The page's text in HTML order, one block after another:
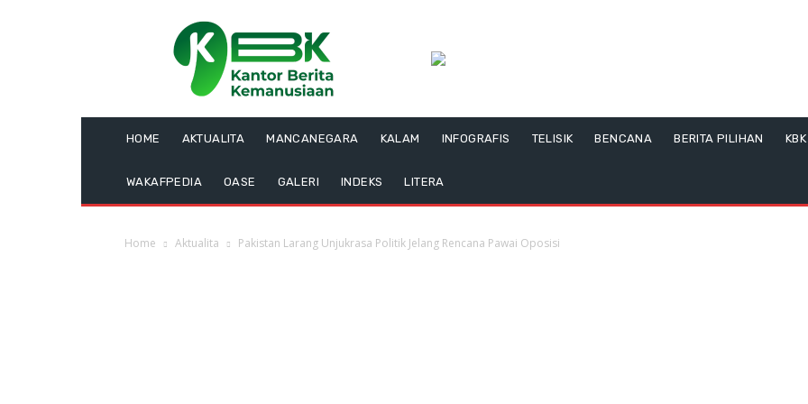
HOME AKTUALITA MANCANEGARA KALAM INFOGRAFIS TELISIK BENCANA BERITA PILIHAN
WAKAFPEDIA OASE GALERI INDEKS LITERA
Home Aktualita Pakistan Larang Unjukrasa Politik Jelang Rencana Pawai Oposisi